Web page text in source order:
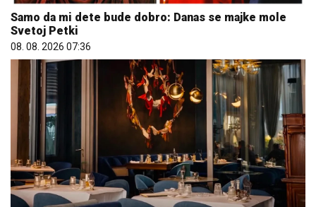
Samo da mi dete bude dobro: Danas se majke mole
Svetoj Petki
08. 08. 2026 07:36